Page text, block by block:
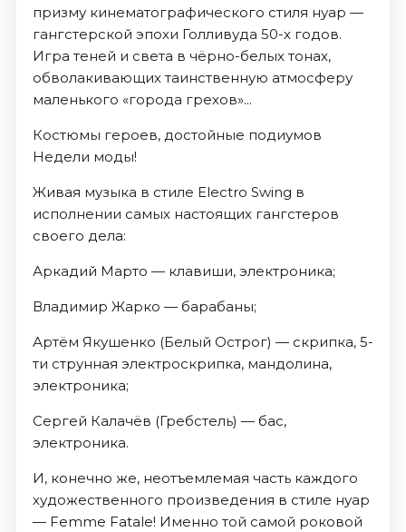
призму кинематографического стиля нуар —
гангстерской эпохи Голливуда 50-х годов.
Игра теней и света в чёрно-белых тонах,
обволакивающих таинственную атмосферу
маленького «города грехов»...
Костюмы героев, достойные подиумов
Недели моды!
Живая музыка в стиле Electro Swing в
исполнении самых настоящих гангстеров
своего дела:
Аркадий Марто — клавиши, электроника;
Владимир Жарко — барабаны;
Артём Якушенко (Белый Острог) — скрипка, 5-
ти струнная электроскрипка, мандолина,
электроника;
Сергей Калачёв (Гребстель) — бас,
электроника.
И, конечно же, неотъемлемая часть каждого
художественного произведения в стиле нуар
— Femme Fatale! Именно той самой роковой